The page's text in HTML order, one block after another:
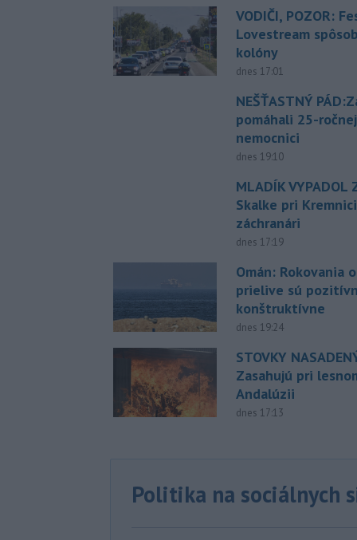
VODIČI, POZOR:
Lovestream
kolóny
dnes 17:01
NEŠŤASTNÝ
pomáhali 25-
nemocnici
dnes 19:10
MLADÍK VYPADOL
Skalke pri
záchranári
dnes 17:19
Omán: Rokovania
prielive sú
konštruktívne
dnes 19:24
STOVKY
Zasahujú pri
Andalúzii
dnes 17:13
Politika na sociálnych